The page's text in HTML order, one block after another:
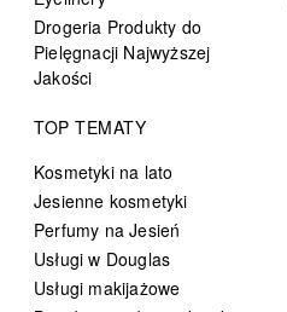
Drogeria Produkty do
Pielęgnacji Najwyższej
Jakości
TOP TEMATY
Kosmetyki na lato
Jesienne kosmetyki
Perfumy na Jesień
Usługi w Douglas
Usługi makijażowe